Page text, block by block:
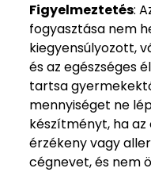
Figyelmeztetés:
fogyasztása nem
kiegyensúlyozott,
és az egészséges
tartsa
mennyiséget ne
készítményt, ha
érzékeny vagy
cégnevet, és nem